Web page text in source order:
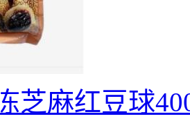
芝麻红豆球